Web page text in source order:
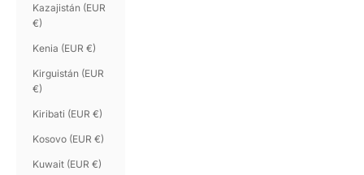
Kazajistán (EUR
€)
Kenia (EUR €)
Kirguistán (EUR
€)
Kiribati (EUR €)
Kosovo (EUR €)
Kuwait (EUR €)